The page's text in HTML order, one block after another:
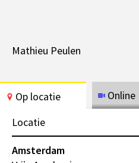
Mathieu Peulen
Op locatie
Online
Locatie
Amsterdam